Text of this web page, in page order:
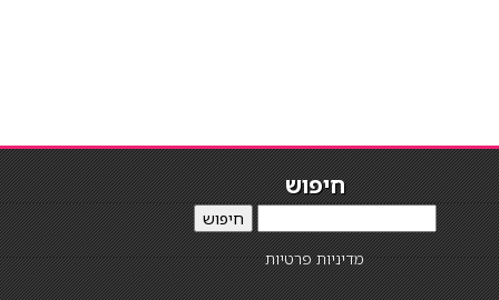
חיפוש
חיפוש
מדיניות פרטיות